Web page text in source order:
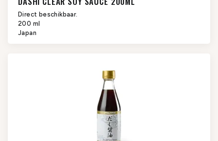
Direct beschikbaar.
200 ml
Japan